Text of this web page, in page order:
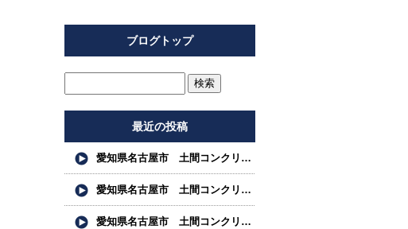
ブログトップ
最近の投稿
愛知県名古屋市 土間コンクリート工事 左官工事 真空 リングコンクリート工事 カッター工事 レベリング工 事 株式会社名南フロアー求人募集中
愛知県名古屋市 土間コンクリート工事 左官工事 真空 リングコンクリート工事 カッター工事 レベリング工 事 株式会社名南フロアー求人募集中
愛知県名古屋市 土間コンクリート工事 左官工事 真空 リングコンクリート工事 カッター工事 レベリング工 事 株式会社名南フロアー求人募集中